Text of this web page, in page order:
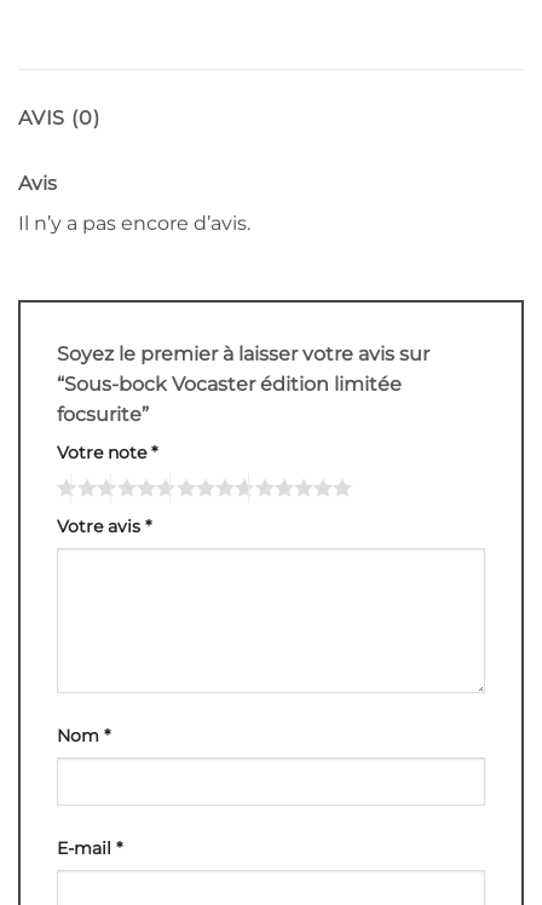
AVIS (0)
Avis
Il n’y a pas encore d’avis.
Soyez le premier à laisser votre avis sur
“Sous-bock Vocaster édition limitée
focsurite”
Votre note*
Votre avis *
Nom *
E-mail *